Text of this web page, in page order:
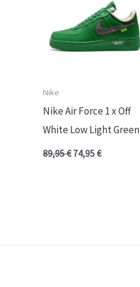
Nike
Nike Air Force 1 x Off
White Low Light Green
89,95€
89,95 €.
74,95€
74,95 €.